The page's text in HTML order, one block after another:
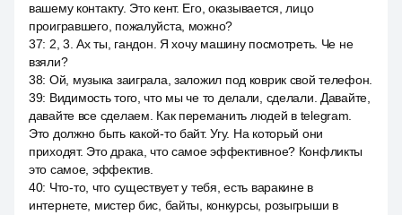
вашему контакту. Это кент. Его, оказывается, лицо
проигравшего, пожалуйста, можно?
37: 2, 3. Ах ты, гандон. Я хочу машину посмотреть. Че не
взяли?
38: Ой, музыка заиграла, заложил под коврик свой телефон.
39: Видимость того, что мы че то делали, сделали. Давайте,
давайте все сделаем. Как переманить людей в telegram.
Это должно быть какой-то байт. Угу. На который они
приходят. Это драка, что самое эффективное? Конфликты
это самое, эффектив.
40: Что-то, что существует у тебя, есть варакине в
интернете, мистер бис, байты, конкурсы, розыгрыши в